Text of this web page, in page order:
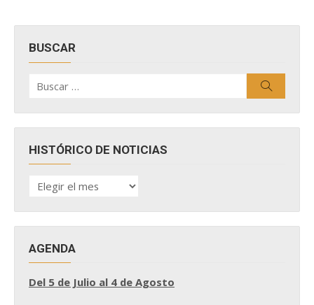
BUSCAR
por:
HISTÓRICO DE NOTICIAS
HISTÓRICO
DE
AGENDA
Del 5 de Julio al 4 de Agosto